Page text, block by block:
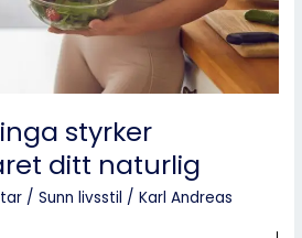
styrker
ditt naturlig
/Sunn livsstil /Karl Andreas